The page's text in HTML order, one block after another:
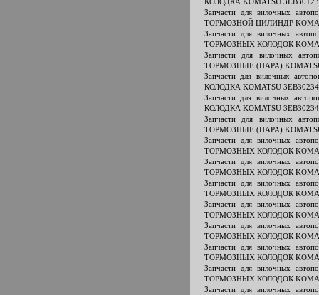
Запчасти для вилочных
ТОРМОЗНОЙ ЦИЛИНДР
Запчасти для вилочных
ТОРМОЗНЫХ КОЛОДОК
Запчасти для вилочных
ТОРМОЗНЫЕ (ПАРА)
Запчасти для вилочных
КОЛОДКА KOMATSU
Запчасти для вилочных
КОЛОДКА KOMATSU
Запчасти для вилочных
ТОРМОЗНЫЕ (ПАРА)
Запчасти для вилочных
ТОРМОЗНЫХ КОЛОДОК
Запчасти для вилочных
ТОРМОЗНЫХ КОЛОДОК
Запчасти для вилочных
ТОРМОЗНЫХ КОЛОДОК
Запчасти для вилочных
ТОРМОЗНЫХ КОЛОДОК
Запчасти для вилочных
ТОРМОЗНЫХ КОЛОДОК
Запчасти для вилочных
ТОРМОЗНЫХ КОЛОДОК
Запчасти для вилочных
ТОРМОЗНЫХ КОЛОДОК
Запчасти для вилочных